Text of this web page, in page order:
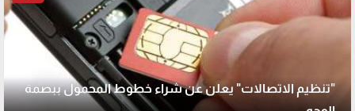
"تنظيم الاتصالات" يعلن عن شراء خطوط المحمول ببصمة